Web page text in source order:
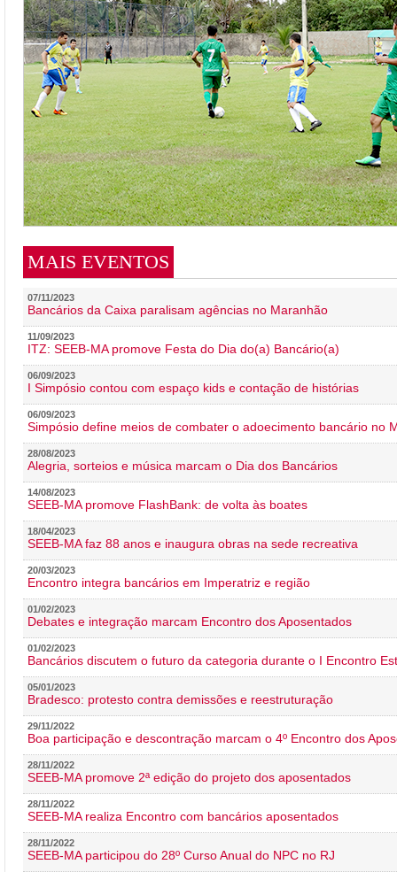
MAIS EVENTOS
07/11/2023
Bancários da Caixa paralisam agências no Maranhão
11/09/2023
ITZ: SEEB-MA promove Festa do Dia do(a) Bancário(a)
06/09/2023
I Simpósio contou com espaço kids e contação de histórias
06/09/2023
Simpósio define meios de combater o adoecimento bancário no
28/08/2023
Alegria, sorteios e música marcam o Dia dos Bancários
14/08/2023
SEEB-MA promove FlashBank: de volta às boates
18/04/2023
SEEB-MA faz 88 anos e inaugura obras na sede recreativa
20/03/2023
Encontro integra bancários em Imperatriz e região
01/02/2023
Debates e integração marcam Encontro dos Aposentados
01/02/2023
Bancários discutem o futuro da categoria durante o I Encontro
05/01/2023
Bradesco: protesto contra demissões e reestruturação
29/11/2022
Boa participação e descontração marcam o 4º Encontro dos
28/11/2022
SEEB-MA promove 2ª edição do projeto dos aposentados
28/11/2022
SEEB-MA realiza Encontro com bancários aposentados
28/11/2022
SEEB-MA participou do 28º Curso Anual do NPC no RJ